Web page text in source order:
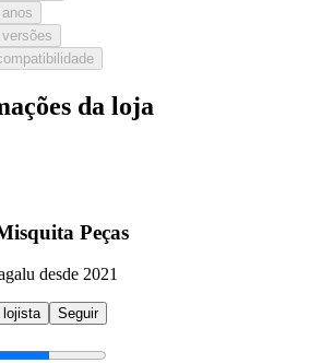
da loja
Peças
desde 2021
lojista Seguir